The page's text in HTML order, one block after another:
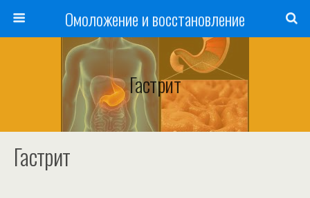
Омоложение и восстановление
Гастрит
Гастрит